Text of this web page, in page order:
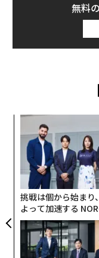
無料
挑戦は個から始まり
よって加速する
PAN 特別座談会